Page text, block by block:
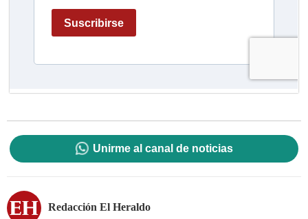
Unirme al canal de noticias
Redacción El Heraldo